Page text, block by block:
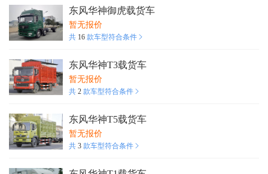
东风华神御虎载货车
暂无报价
共 16 款车型符合条件
东风华神T3载货车
暂无报价
共 2 款车型符合条件
东风华神T5载货车
暂无报价
共 3 款车型符合条件